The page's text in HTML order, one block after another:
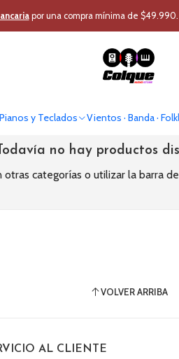
Pianos y Teclados Vientos · Banda ·
por una compra mínima de $49.990.
Profesional Micrófono Profesional
Micrófono Solapa
no hay productos
otras categorías o utilizar la barra
VOLVER ARRIBA
AL CLIENTE